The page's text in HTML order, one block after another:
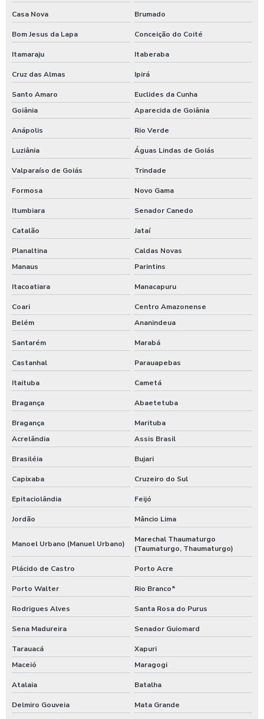
Casa Nova Brumado
Bom Jesus da Lapa Conceição do Coité
Itamaraju Itaberaba
Cruz das Almas Ipirá
Santo Amaro
Euclides da Cunha
Goiânia
Aparecida de Goiânia
Anápolis Rio Verde
Luziânia Águas Lindas de Goiás
Valparaíso de Goiás Trindade
Formosa Novo Gama
Itumbiara Senador Canedo
Catalão Jataí
Planaltina
Caldas Novas
Manaus
Parintins
Itacoatiara Manacapuru
Coari
Centro Amazonense
Belém
Ananindeua
Santarém Marabá
Castanhal Parauapebas
Itaituba Cametá
Bragança Abaetetuba
Bragança
Marituba
Acrelândia
Assis Brasil
Brasiléia Bujari
Capixaba Cruzeiro do Sul
Epitaciolândia Feijó
Jordão Mâncio Lima
Manoel Urbano (Manuel Urbano)
Marechal Thaumaturgo
(Taumaturgo, Thaumaturgo)
Plácido de Castro Porto Acre
Porto Walter Rio Branco*
Rodrigues Alves Santa Rosa do Purus
Sena Madureira Senador Guiomard
Tarauacá
Xapuri
Maceió
Maragogi
Atalaia Batalha
Delmiro Gouveia Mata Grande